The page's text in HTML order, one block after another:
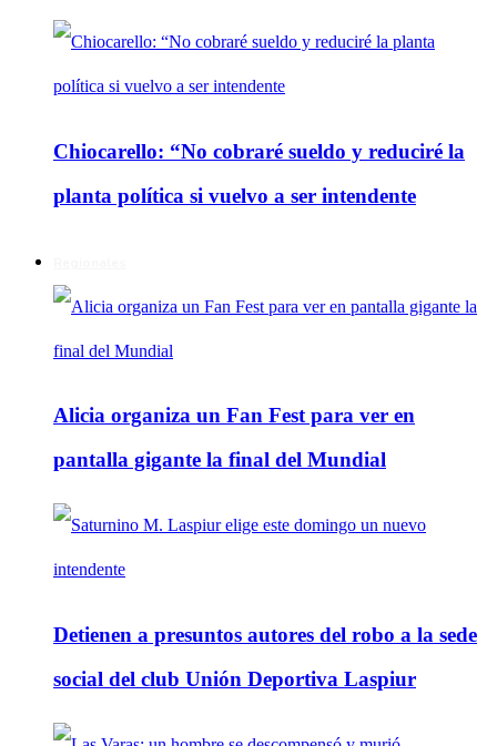
Chiocarello: “No cobraré sueldo y reduciré la
planta política si vuelvo a ser intendente
Alicia organiza un Fan Fest para ver en
pantalla gigante la final del Mundial
Detienen a presuntos autores del robo a la sede
social del club Unión Deportiva Laspiur